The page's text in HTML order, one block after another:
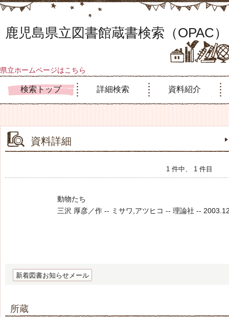
鹿児島県立図書館蔵書検索（OPAC）
県立ホームページはこちら
検索トップ 詳細検索 資料紹介
資料詳細
1 件中、 1 件目
動物たち
三沢 厚彦／作 -- ミサワ,アツヒコ -- 理論社 --
新着図書お知らせメール
所蔵